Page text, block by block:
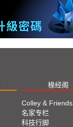
椽经阁
Colley & Friends
名家专栏
科技行脚